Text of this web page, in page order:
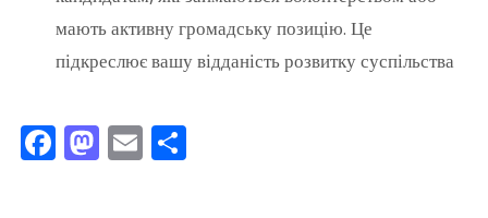
мають активну громадську позицію. Це
підкреслює вашу відданість розвитку суспільства
Facebook
Mastodon
Email